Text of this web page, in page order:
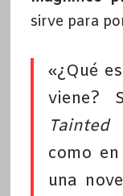
sirve para
«¿Qué es
viene?
Tainted
como
una